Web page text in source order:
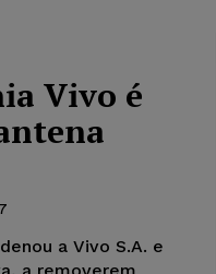
Vivo é
a Vivo S.A. e